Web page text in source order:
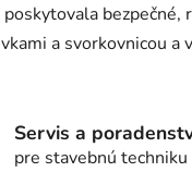
a svorkovnicou
Servis a
pre stavebnú techniku